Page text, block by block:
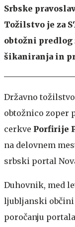
Srbske
Tožilstvo je za
obtožni predlog
šikaniranja in
Državno
obtožnico zoper
cerkve Porfirije
na delovnem
srbski portal
Duhovnik, med
ljubljanski občini
poročanju